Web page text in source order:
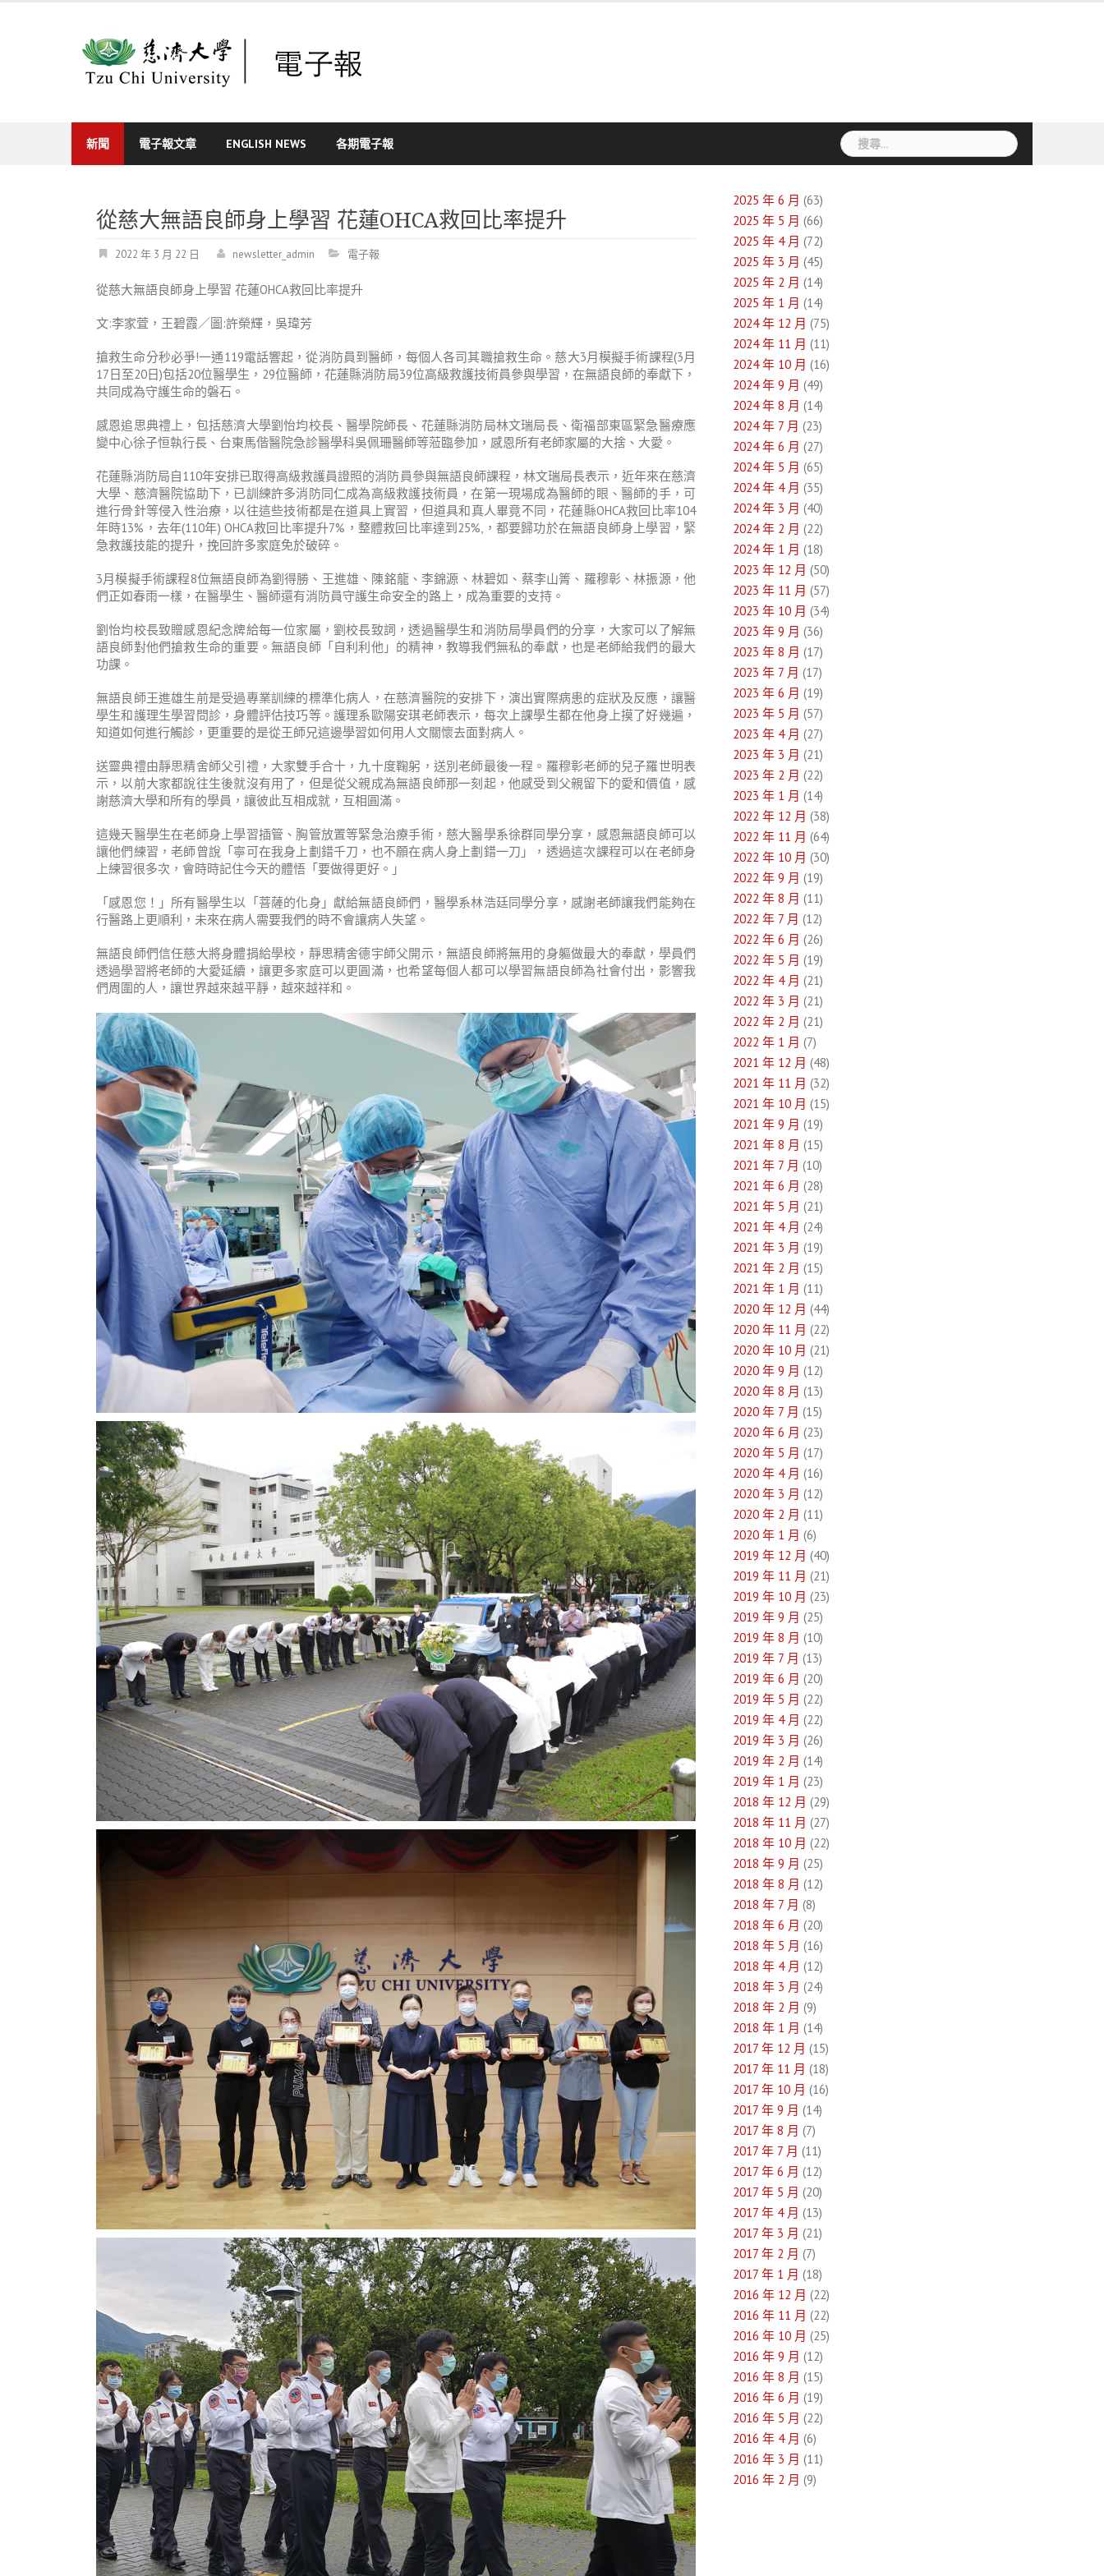
新聞 電子報文章 ENGLISH NEWS 各期電子報
搜
尋
從慈大無語良師身上學習 花蓮OHCA救回比率提升
2022 年 3 月 22 日 newsletter_admin 電子報
從慈大無語良師身上學習 花蓮OHCA救回比率提升
文:李家萓，王碧霞／圖:許榮輝，吳瑋芳
搶救生命分秒必爭!一通119電話響起，從消防員到醫師，每個人各司其職搶救生命。慈大3月模擬手術課程(3月
17日至20日)包括20位醫學生，29位醫師，花蓮縣消防局39位高級救護技術員參與學習，在無語良師的奉獻下，
共同成為守護生命的磐石。
感恩追思典禮上，包括慈濟大學劉怡均校長、醫學院師長、花蓮縣消防局林文瑞局長、衛福部東區緊急醫療應
變中心徐子恒執行長、台東馬偕醫院急診醫學科吳佩珊醫師等蒞臨參加，感恩所有老師家屬的大捨、大愛。
花蓮縣消防局自110年安排已取得高級救護員證照的消防員參與無語良師課程，林文瑞局長表示，近年來在慈濟
大學、慈濟醫院協助下，已訓練許多消防同仁成為高級救護技術員，在第一現場成為醫師的眼、醫師的手，可
進行骨針等侵入性治療，以往這些技術都是在道具上實習，但道具和真人畢竟不同，花蓮縣OHCA救回比率104
年時13%，去年(110年) OHCA救回比率提升7%，整體救回比率達到25%,，都要歸功於在無語良師身上學習，緊
急救護技能的提升，挽回許多家庭免於破碎。
3月模擬手術課程8位無語良師為劉得勝、王進雄、陳銘龍、李錦源、林碧如、蔡李山箐、羅穆彰、林振源，他
們正如春雨一樣，在醫學生、醫師還有消防員守護生命安全的路上，成為重要的支持。
劉怡均校長致贈感恩紀念牌給每一位家屬，劉校長致詞，透過醫學生和消防局學員們的分享，大家可以了解無
語良師對他們搶救生命的重要。無語良師「自利利他」的精神，教導我們無私的奉獻，也是老師給我們的最大
功課。
無語良師王進雄生前是受過專業訓練的標準化病人，在慈濟醫院的安排下，演出實際病患的症狀及反應，讓醫
學生和護理生學習問診，身體評估技巧等。護理系歐陽安琪老師表示，每次上課學生都在他身上摸了好幾遍，
知道如何進行觸診，更重要的是從王師兄這邊學習如何用人文關懷去面對病人。
送靈典禮由靜思精舍師父引禮，大家雙手合十，九十度鞠躬，送別老師最後一程。羅穆彰老師的兒子羅世明表
示，以前大家都說往生後就沒有用了，但是從父親成為無語良師那一刻起，他感受到父親留下的愛和價值，感
謝慈濟大學和所有的學員，讓彼此互相成就，互相圓滿。
這幾天醫學生在老師身上學習插管、胸管放置等緊急治療手術，慈大醫學系徐群同學分享，感恩無語良師可以
讓他們練習，老師曾說「寧可在我身上劃錯千刀，也不願在病人身上劃錯一刀」，透過這次課程可以在老師身
上練習很多次，會時時記住今天的體悟「要做得更好。」
「感恩您！」所有醫學生以「菩薩的化身」獻給無語良師們，醫學系林浩廷同學分享，感謝老師讓我們能夠在
行醫路上更順利，未來在病人需要我們的時不會讓病人失望。
無語良師們信任慈大將身體捐給學校，靜思精舍德宇師父開示，無語良師將無用的身軀做最大的奉獻，學員們
透過學習將老師的大愛延續，讓更多家庭可以更圓滿，也希望每個人都可以學習無語良師為社會付出，影響我
們周圍的人，讓世界越來越平靜，越來越祥和。
2025 年 6 月 (63)
2025 年 5 月 (66)
2025 年 4 月 (72)
2025 年 3 月 (45)
2025 年 2 月 (14)
2025 年 1 月 (14)
2024 年 12 月 (75)
2024 年 11 月 (11)
2024 年 10 月 (16)
2024 年 9 月 (49)
2024 年 8 月 (14)
2024 年 7 月 (23)
2024 年 6 月 (27)
2024 年 5 月 (65)
2024 年 4 月 (35)
2024 年 3 月 (40)
2024 年 2 月 (22)
2024 年 1 月 (18)
2023 年 12 月 (50)
2023 年 11 月 (57)
2023 年 10 月 (34)
2023 年 9 月 (36)
2023 年 8 月 (17)
2023 年 7 月 (17)
2023 年 6 月 (19)
2023 年 5 月 (57)
2023 年 4 月 (27)
2023 年 3 月 (21)
2023 年 2 月 (22)
2023 年 1 月 (14)
2022 年 12 月 (38)
2022 年 11 月 (64)
2022 年 10 月 (30)
2022 年 9 月 (19)
2022 年 8 月 (11)
2022 年 7 月 (12)
2022 年 6 月 (26)
2022 年 5 月 (19)
2022 年 4 月 (21)
2022 年 3 月 (21)
2022 年 2 月 (21)
2022 年 1 月 (7)
2021 年 12 月 (48)
2021 年 11 月 (32)
2021 年 10 月 (15)
2021 年 9 月 (19)
2021 年 8 月 (15)
2021 年 7 月 (10)
2021 年 6 月 (28)
2021 年 5 月 (21)
2021 年 4 月 (24)
2021 年 3 月 (19)
2021 年 2 月 (15)
2021 年 1 月 (11)
2020 年 12 月 (44)
2020 年 11 月 (22)
2020 年 10 月 (21)
2020 年 9 月 (12)
2020 年 8 月 (13)
2020 年 7 月 (15)
2020 年 6 月 (23)
2020 年 5 月 (17)
2020 年 4 月 (16)
2020 年 3 月 (12)
2020 年 2 月 (11)
2020 年 1 月 (6)
2019 年 12 月 (40)
2019 年 11 月 (21)
2019 年 10 月 (23)
2019 年 9 月 (25)
2019 年 8 月 (10)
2019 年 7 月 (13)
2019 年 6 月 (20)
2019 年 5 月 (22)
2019 年 4 月 (22)
2019 年 3 月 (26)
2019 年 2 月 (14)
2019 年 1 月 (23)
2018 年 12 月 (29)
2018 年 11 月 (27)
2018 年 10 月 (22)
2018 年 9 月 (25)
2018 年 8 月 (12)
2018 年 7 月 (8)
2018 年 6 月 (20)
2018 年 5 月 (16)
2018 年 4 月 (12)
2018 年 3 月 (24)
2018 年 2 月 (9)
2018 年 1 月 (14)
2017 年 12 月 (15)
2017 年 11 月 (18)
2017 年 10 月 (16)
2017 年 9 月 (14)
2017 年 8 月 (7)
2017 年 7 月 (11)
2017 年 6 月 (12)
2017 年 5 月 (20)
2017 年 4 月 (13)
2017 年 3 月 (21)
2017 年 2 月 (7)
2017 年 1 月 (18)
2016 年 12 月 (22)
2016 年 11 月 (22)
2016 年 10 月 (25)
2016 年 9 月 (12)
2016 年 8 月 (15)
2016 年 6 月 (19)
2016 年 5 月 (22)
2016 年 4 月 (6)
2016 年 3 月 (11)
2016 年 2 月 (9)